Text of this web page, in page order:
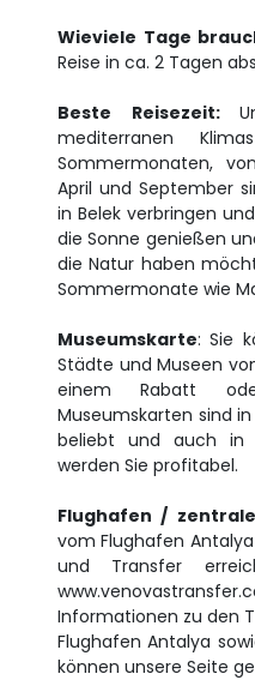
Wieviele Tage
Reise in ca. 2 Tagen
Beste Reisezeit:
mediterranen
Sommermonaten,
April und September
in Belek verbringen
die Sonne genießen
die Natur haben
Sommermonate wie
Museumskarte: Sie
Städte und Museen
einem Rabatt
Museumskarten sind
beliebt und auch in
werden Sie profitabel.
Flughafen /
vom Flughafen Antalya
und Transfer
Informationen zu den
Flughafen Antalya
können unsere Seite